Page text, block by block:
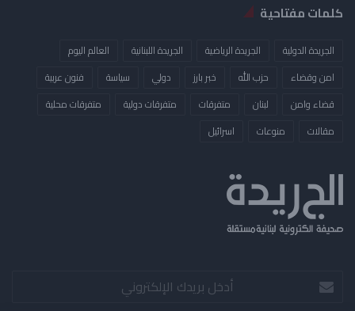
كلمات مفتاحية
الجريدة الدولية الجريدة الرياضية الجريدة اللبنانية
العالم اليوم
امن وقضاء
حزب الله خبر بارز دولي سياسة
فنون عربية
قضاء وامن
لبنان متفرقات متفرقات دولية
متفرقات محلية
مقالات
منوعات ​اسرائيل
أدخل
بريدك